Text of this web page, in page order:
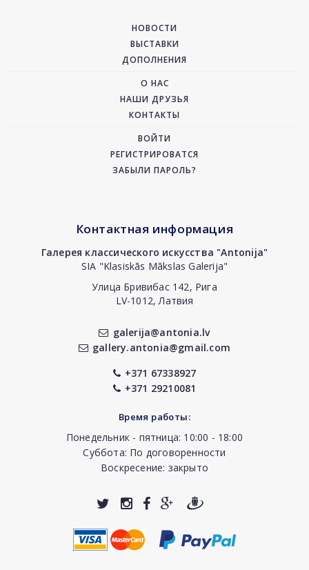
НОВОСТИ
ВЫСТАВКИ
ДОПОЛНЕНИЯ
О НАС
НАШИ ДРУЗЬЯ
КОНТАКТЫ
ВОЙТИ
РЕГИСТРИРОВАТСЯ
ЗАБЫЛИ ПАРОЛЬ?
Контактная информация
Галерея классического искусства "Antonija"
SIA "Klasiskās Mākslas Galerija"
Улица Бривибас 142, Рига
LV-1012, Латвия
galerija@antonia.lv
gallery.antonia@gmail.com
+371 67338927
+371 29210081
Время работы:
Понедельник - пятница: 10:00 - 18:00
Суббота: По договоренности
Воскресение: закрыто